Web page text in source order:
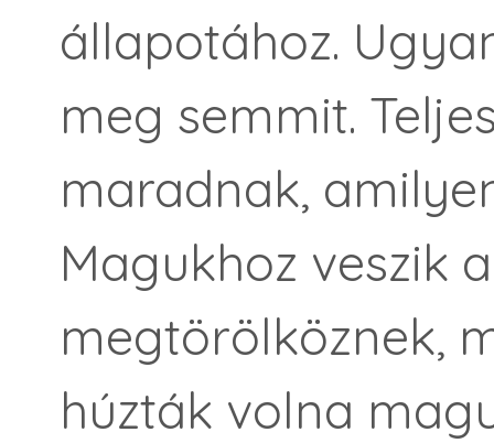
állapotához.
meg semmit.
maradnak,
Magukhoz veszik
megtörölköznek,
húzták volna